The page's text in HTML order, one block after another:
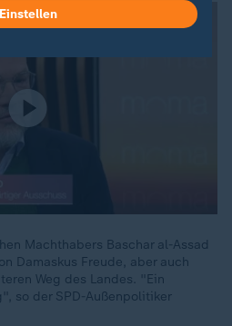
Machthabers Baschar al-Assad
Damaskus Freude, aber auch
Weg des Landes. "Ein
so der SPD-Außenpolitiker
Einstellen